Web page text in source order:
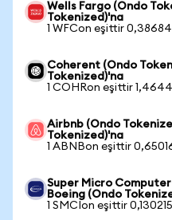
Wells Fargo (Ondo
Tokenized)'na
1 WFCon eşittir
Coherent (Ondo
Tokenized)'na
1 COHRon eşittir
Airbnb (Ondo
Tokenized)'na
1 ABNBon eşittir
Super Micro
Boeing (Ondo
1 SMCIon eşittir